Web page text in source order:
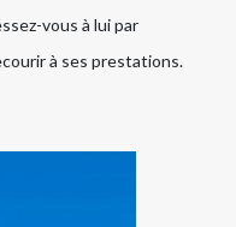
vous à lui par
à ses prestations.